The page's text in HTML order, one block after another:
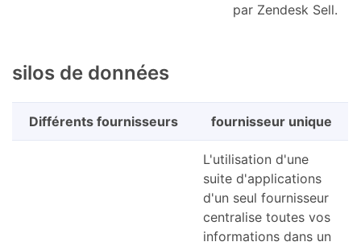
par Zendesk Sell.
silos de données
Différents fournisseurs fournisseur unique
L'utilisation d'une
suite d'applications
d'un seul fournisseur
centralise toutes vos
informations dans un